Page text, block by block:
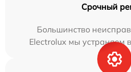
Срочный
Большинство
Electrolux мы устраняем